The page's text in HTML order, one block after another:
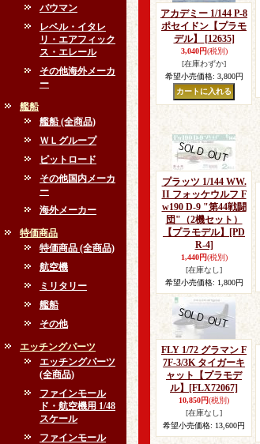
バウマン
レベル・イタレ
リ・エアフィック
ス・エレール
その他海外メーカ
ー
艦船
艦船 (全商品)
ＷＬグループ
ピットロード
その他国内メーカ
ー
海外メーカー
特価商品
特価商品 (全商品)
航空機
ミリタリー
艦船
その他
エッチングパーツ
エッチングパーツ
(全商品)
ファインモール
ド・航空機用 1/48
スケール
ファインモール
アカデミー 1/144 P-8
ポセイドン【プラモ
デル】
[12635]
3,040円(税別)
[在庫わずか]
希望小売価格: 3,800円
プラッツ 1/144 WW.
II フォッケウルフ F
w190 D-9 "第44戦闘
団"（2機セット）
【プラモデル】
[PD
R-4]
1,440円(税別)
[在庫なし]
希望小売価格: 1,800円
FLY 1/72 グラマン F
7F-3/3K タイガーキ
ャット【プラモデ
ル】
[FLX72067]
10,850円(税別)
[在庫なし]
希望小売価格: 13,600円